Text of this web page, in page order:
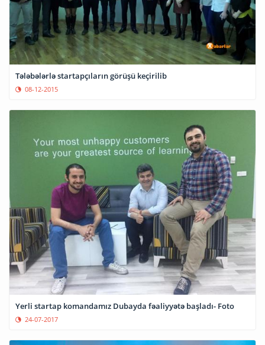
Tələbələrlə startapçıların görüşü keçirilib
08-12-2015
Yerli startap komandamız Dubayda fəaliyyətə başladı- Foto
24-07-2017